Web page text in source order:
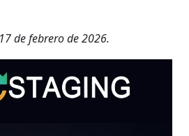
de febrero de 2026.